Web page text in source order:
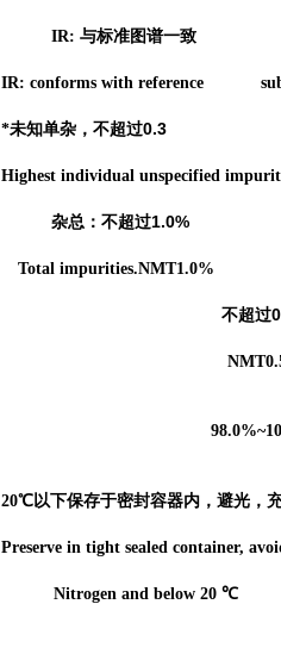
IR: 与标准图谱一致
IR: conforms with reference
*未知单杂，不超过0.3
Highest individual unspecified
杂总：不超过1.0%
Total impurities.NMT1.0%
不超过
20℃以下保存于密封容器内，避光，
Preserve in tight sealed container,
Nitrogen and below 20 ℃